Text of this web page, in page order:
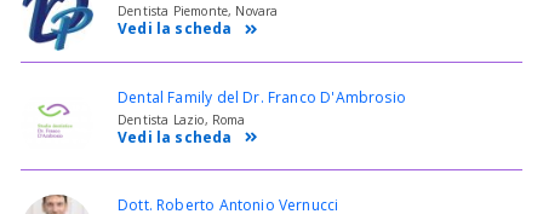
Dentista Piemonte, Novara
Vedi la scheda
Dental Family del Dr. Franco D'Ambrosio
Dentista Lazio, Roma
Vedi la scheda
Dott. Roberto Antonio Vernucci